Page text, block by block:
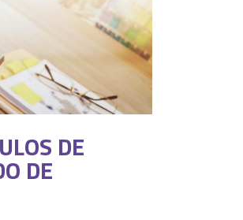
DE
DE